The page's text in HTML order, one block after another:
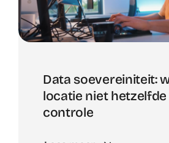
Data soevereiniteit:
locatie niet hetzelfde
controle